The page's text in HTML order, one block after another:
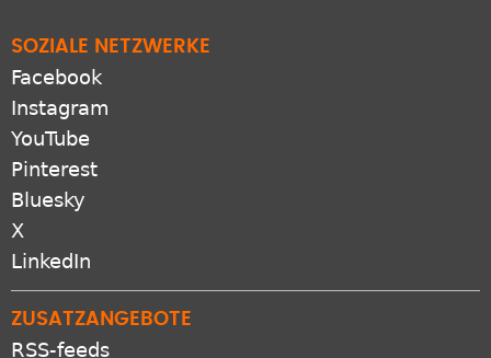
SOZIALE NETZWERKE
Facebook
Instagram
YouTube
Pinterest
Bluesky
X
LinkedIn
ZUSATZANGEBOTE
RSS-feeds